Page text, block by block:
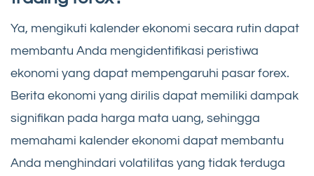
Ya, mengikuti kalender ekonomi secara rutin dapat
membantu Anda mengidentifikasi peristiwa
ekonomi yang dapat mempengaruhi pasar forex.
Berita ekonomi yang dirilis dapat memiliki dampak
signifikan pada harga mata uang, sehingga
memahami kalender ekonomi dapat membantu
Anda menghindari volatilitas yang tidak terduga